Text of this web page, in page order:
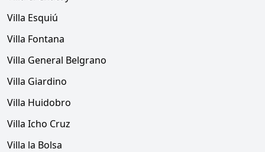
Villa Esquiú
Villa Fontana
Villa General Belgrano
Villa Giardino
Villa Huidobro
Villa Icho Cruz
Villa la Bolsa